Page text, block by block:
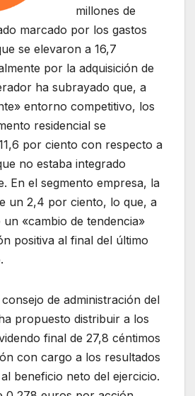
millones de
marcado por los gastos
se elevaron a 16,7
por la adquisición de
ha subrayado que, a
entorno competitivo, los
residencial se
por ciento con respecto a
no estaba integrado
En el segmento empresa, la
un 2,4 por ciento, lo que, a
«cambio de tendencia»
positiva al final del último
de administración del
propuesto distribuir a los
final de 27,8 céntimos
con cargo a los resultados
beneficio neto del ejercicio.